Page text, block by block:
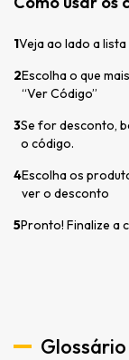
1Veja ao lado a
2Escolha o que
“Ver Código”
3Se for desconto,
o código.
4Escolha os
ver o desconto
5Pronto! Finalize a